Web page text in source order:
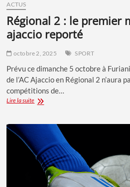
ACTUS
régional 2 : le premier match de l’ac
ajaccio reporté
octobre 2, 2025 SPORT
Prévu ce dimanche 5 octobre à
de l’AC Ajaccio en Régional 2 n’aura
compétitions de…
Lire la suiteRÉGIONAL
LE
PREMIER
MATCH
DE
L’AC
AJACCIO
REPORTÉ